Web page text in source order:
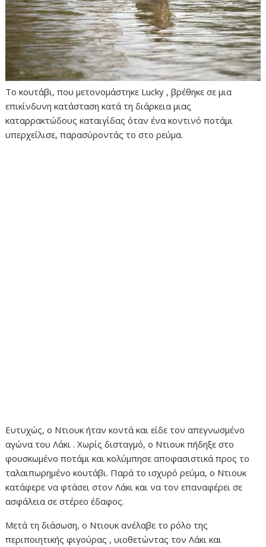
Το κουτάβι, που μετονομάστηκε Lucky , βρέθηκε σε μια
επικίνδυνη κατάσταση κατά τη διάρκεια μιας
καταρρακτώδους καταιγίδας όταν ένα κοντινό ποτάμι
υπερχείλισε, παρασύροντάς το στο ρεύμα.
Ευτυχώς, ο Ντιουκ ήταν κοντά και είδε τον απεγνωσμένο
αγώνα του Λάκι . Χωρίς δισταγμό, ο Ντιουκ πήδηξε στο
φουσκωμένο ποτάμι και κολύμπησε αποφασιστικά προς το
ταλαιπωρημένο κουτάβι. Παρά το ισχυρό ρεύμα, ο Ντιουκ
κατάφερε να φτάσει στον Λάκι και να τον επαναφέρει σε
ασφάλεια σε στέρεο έδαφος.
Μετά τη διάσωση, ο Ντιουκ ανέλαβε το ρόλο της
περιποιητικής φιγούρας , υιοθετώντας τον Λάκι και